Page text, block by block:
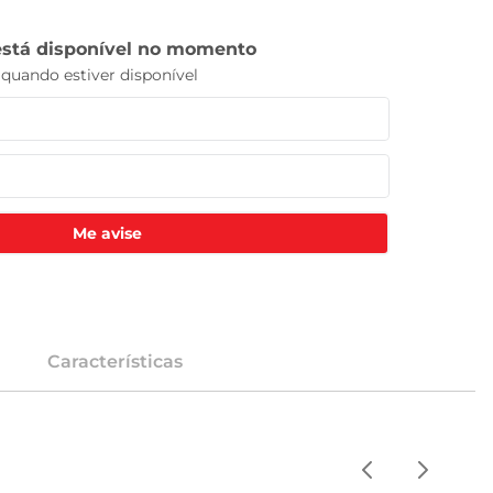
Me avise
Características